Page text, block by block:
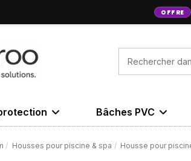
OFFRE✓
Bâches PVC
Housses pour piscine & spa Housse pour